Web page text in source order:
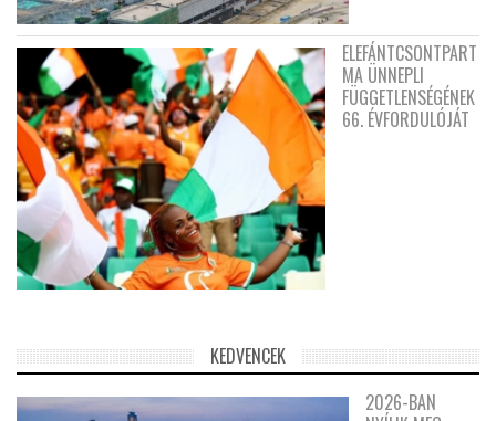
ELEFÁNTCSONTPART
MA ÜNNEPLI
FÜGGETLENSÉGÉNEK
66. ÉVFORDULÓJÁT
KEDVENCEK
2026-BAN